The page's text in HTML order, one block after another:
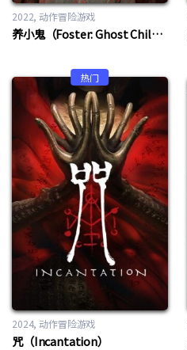
2022 动作冒险游戏
养小鬼（Foster: Ghost Child）
热门
2024 动作冒险游戏
咒（Incantation）